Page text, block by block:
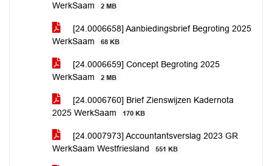
WerkSaam
2 MB
[24.0006658] Aanbiedingsbrief Begroting 2025
WerkSaam
68 KB
[24.0006659] Concept Begroting 2025
WerkSaam
2 MB
[24.0006760] Brief Zienswijzen Kadernota
2025 WerkSaam
170 KB
[24.0007973] Accountantsverslag 2023 GR
WerkSaam Westfriesland
551 KB